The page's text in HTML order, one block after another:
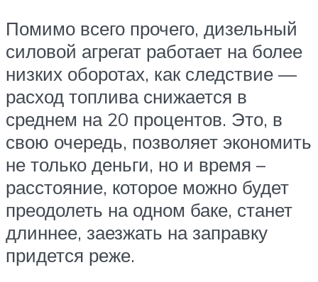
Помимо всего прочего, дизельный
силовой агрегат работает на более
низких оборотах, как следствие —
расход топлива снижается в
среднем на 20 процентов. Это, в
свою очередь, позволяет экономить
не только деньги, но и время –
расстояние, которое можно будет
преодолеть на одном баке, станет
длиннее, заезжать на заправку
придется реже.